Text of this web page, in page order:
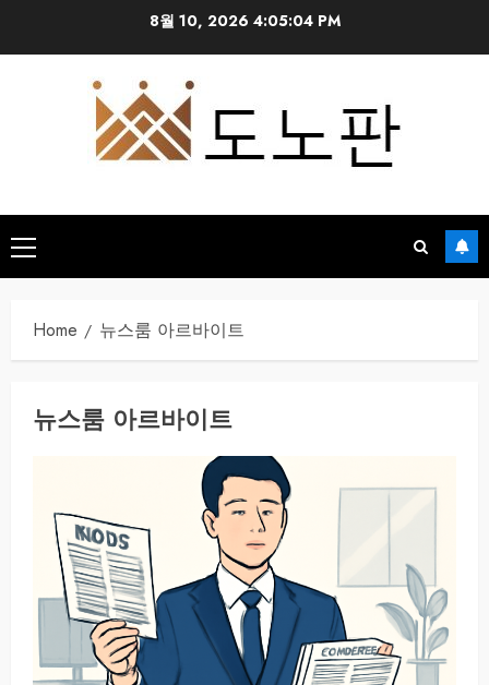
8월 10, 2026 4:05:04 PM
Primary
Menu
Home 뉴스룸 아르바이트
뉴스룸 아르바이트